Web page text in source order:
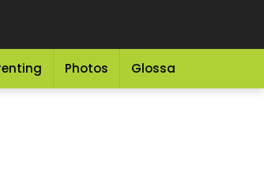
Photos Glossary